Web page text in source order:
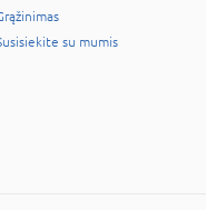
su mumis